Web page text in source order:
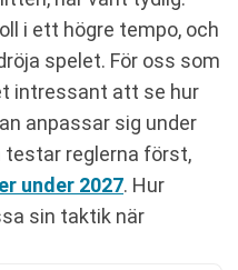
i ett högre tempo, och
spelet. För oss som
intressant att se hur
anpassar sig under
testar reglerna först,
under 2027. Hur
sin taktik när